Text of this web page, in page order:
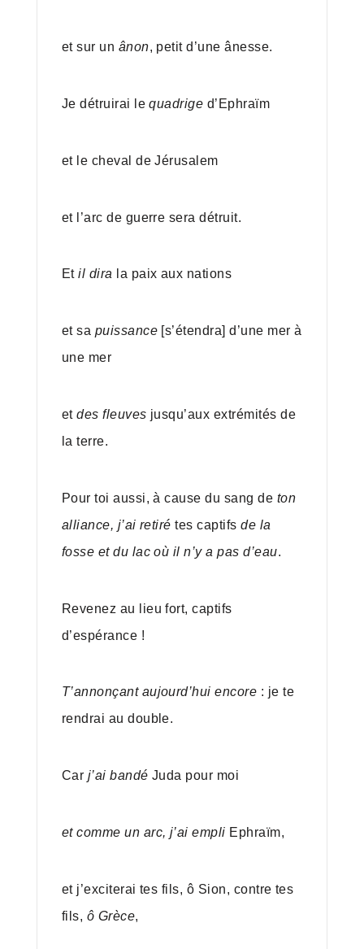
et sur un ânon, petit d’une ânesse.
Je détruirai lequadrige d’Ephraïm
et le cheval de Jérusalem
et l’arc de guerre sera détruit.
Etil dira la paix aux nations
et sa puissance [s’étendra] d’une mer à
une mer
etdes fleuves jusqu’aux extrémités de
la terre.
Pour toi aussi, à cause du sang de ton
alliance, j’ai retiré tes captifsde la
fosse et du lac où il n’y a pas d’eau.
Revenez au lieu fort, captifs
d’espérance !
T’annonçant aujourd’hui encore : je te
rendrai au double.
Car j’ai bandé Juda pour moi
et comme un arc, j’ai empli Ephraïm,
et j’exciterai tes fils, ô Sion, contre tes
fils, ô Grèce,